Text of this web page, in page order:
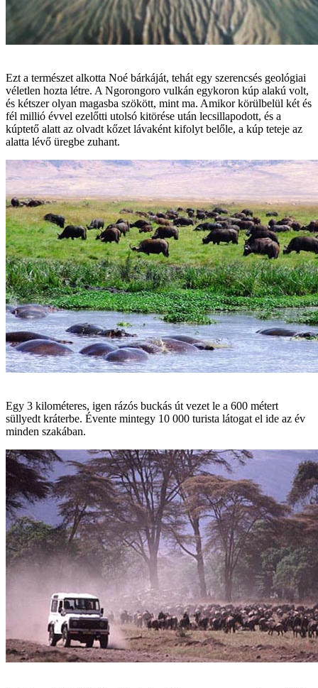
Ezt a természet alkotta Noé bárkáját, tehát egy szerencsés geológiai
véletlen hozta létre. A Ngorongoro vulkán egykoron kúp alakú volt,
és kétszer olyan magasba szökött, mint ma. Amikor körülbelül két és
fél millió évvel ezelőtti utolsó kitörése után lecsillapodott, és a
kúptető alatt az olvadt kőzet lávaként kifolyt belőle, a kúp teteje az
alatta lévő üregbe zuhant.
Egy 3 kilométeres, igen rázós buckás út vezet le a 600 métert
süllyedt kráterbe. Évente mintegy 10 000 turista látogat el ide az év
minden szakában.